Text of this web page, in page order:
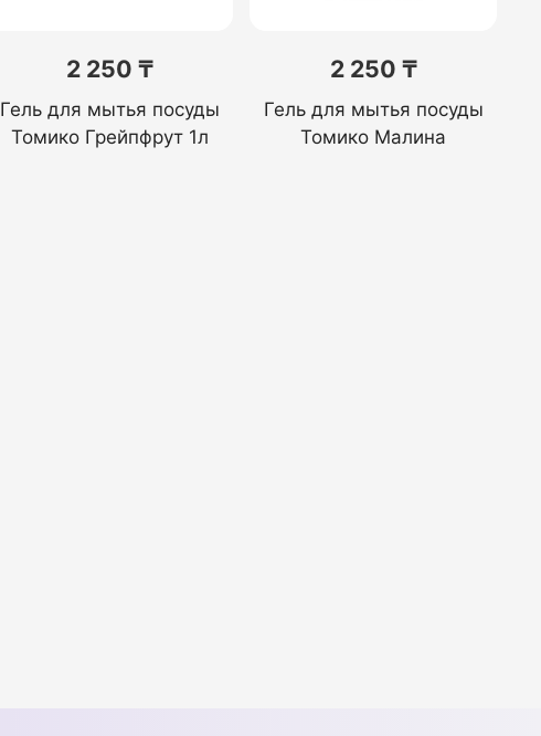
2 250 ₸
Гель для мытья посуды
Томико Грейпфрут 1л
2 250 ₸
Гель для мытья посуды
Томико Малина